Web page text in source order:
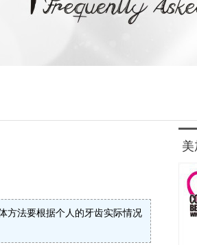
方法要根据个人的牙齿实际情况
美